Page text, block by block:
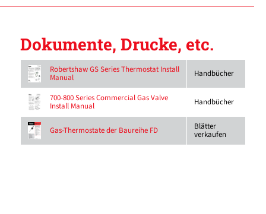
Dokumente, Drucke, etc.
Robertshaw GS Series Thermostat Install
Manual Handbücher
700-800 Series Commercial Gas Valve
Install Manual Handbücher
Gas-Thermostate der Baureihe FD Blätter
verkaufen